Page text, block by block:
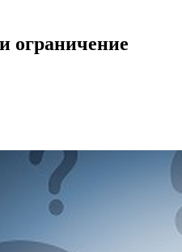
ограничение